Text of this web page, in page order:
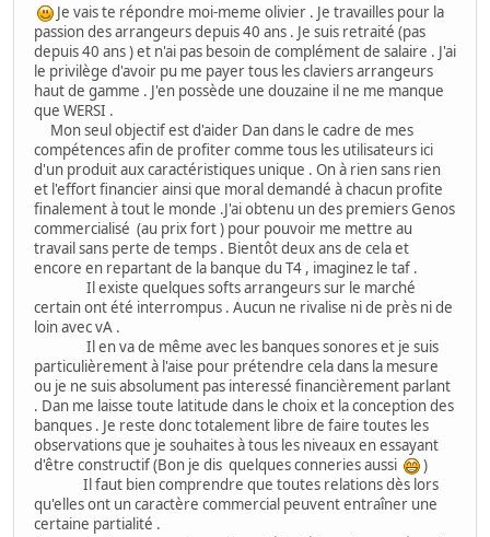
Je vais te répondre moi-meme olivier . Je travailles pour la
passion des arrangeurs depuis 40 ans . Je suis retraité (pas
depuis 40 ans ) et n'ai pas besoin de complément de salaire . J'ai
le privilège d'avoir pu me payer tous les claviers arrangeurs
haut de gamme . J'en possède une douzaine il ne me manque
que WERSI .
Mon seul objectif est d'aider Dan dans le cadre de mes
compétences afin de profiter comme tous les utilisateurs ici
d'un produit aux caractéristiques unique . On à rien sans rien
et l'effort financier ainsi que moral demandé à chacun profite
finalement à tout le monde .J'ai obtenu un des premiers Genos
commercialisé (au prix fort ) pour pouvoir me mettre au
travail sans perte de temps . Bientôt deux ans de cela et
encore en repartant de la banque du T4 , imaginez le taf .
Il existe quelques softs arrangeurs sur le marché
certain ont été interrompus . Aucun ne rivalise ni de près ni de
loin avec vA .
Il en va de même avec les banques sonores et je suis
particulièrement à l'aise pour prétendre cela dans la mesure
ou je ne suis absolument pas interessé financièrement parlant
. Dan me laisse toute latitude dans le choix et la conception des
banques . Je reste donc totalement libre de faire toutes les
observations que je souhaites à tous les niveaux en essayant
d'être constructif (Bon je dis quelques conneries aussi
)
Il faut bien comprendre que toutes relations dès lors
qu'elles ont un caractère commercial peuvent entraîner une
certaine partialité .